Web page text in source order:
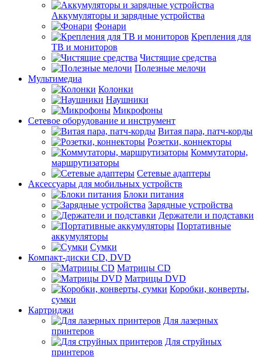
Аккумуляторы и зарядные устройства
Фонари
Крепления для
ТВ и мониторов
Чистящие средства
Полезные мелочи
Мультимедиа
Колонки
Наушники
Микрофоны
Сетевое оборудование и инструмент
Витая пара, патч-корды
Розетки, коннекторы
Коммутаторы,
маршрутизаторы
Сетевые адаптеры
Аксессуары для мобильных устройств
Блоки питания
Зарядные устройства
Держатели и подставки
Портативные
аккумуляторы
Сумки
Компакт-диски CD, DVD
Матрицы CD
Матрицы DVD
Коробки, конверты,
сумки
Картриджи
Для лазерных
принтеров
Для струйных
принтеров